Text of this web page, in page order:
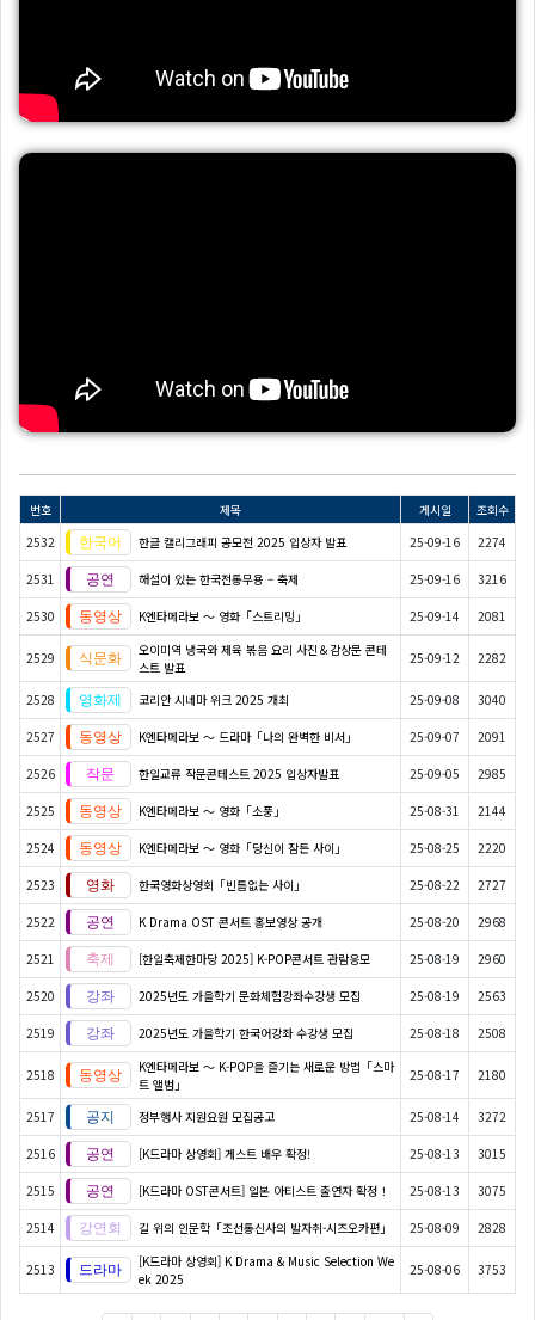
번호 제목 게시일
조회수
2532
한글 캘리그래피 공모전 2025 입상자 발표 25-09-16 2274
2531 해설이 있는 한국전통무용 – 축제 25-09-16 3216
2530 K엔타메라보 ～ 영화「스트리밍」 25-09-14 2081
2529
오이미역 냉국와 제육 볶음 요리 사진＆감상문 콘테
스트 발표
25-09-12 2282
2528 코리안 시네마 위크 2025 개최 25-09-08 3040
2527 K엔타메라보 ～ 드라마「나의 완벽한 비서」 25-09-07 2091
2526 한일교류 작문콘테스트 2025 입상자발표 25-09-05 2985
2525 K엔타메라보 ～ 영화「소풍」 25-08-31 2144
2524 K엔타메라보 ～ 영화「당신이 잠든 사이」 25-08-25 2220
2523 한국영화상영회「빈틈없는 사이」 25-08-22 2727
2522 K Drama OST 콘서트 홍보영상 공개 25-08-20 2968
2521 [한일축제한마당 2025] K-POP콘서트 관람응모 25-08-19 2960
2520 2025년도 가을학기 문화체험강좌수강생 모집 25-08-19 2563
2519 2025년도 가을학기 한국어강좌 수강생 모집 25-08-18 2508
2518
K엔타메라보 ～ K-POP을 즐기는 새로운 방법「스마
트 앨범」
25-08-17 2180
2517 정부행사 지원요원 모집공고 25-08-14 3272
2516 [K드라마 상영회] 게스트 배우 확정! 25-08-13 3015
2515 [K드라마 OST콘서트] 일본 아티스트 출연자 확정！ 25-08-13 3075
2514 길 위의 인문학「조선통신사의 발자취-시즈오카편」 25-08-09 2828
2513
[K드라마 상영회] K Drama & Music Selection We
ek 2025
25-08-06 3753